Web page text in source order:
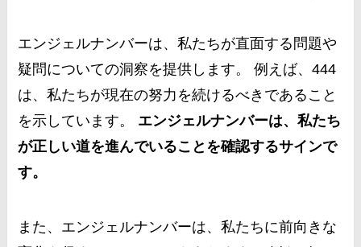
エンジェルナンバーは、私たちが直面する問題や
疑問についての洞察を提供します。 例えば、444
は、私たちが現在の努力を続けるべきであること
を示しています。 エンジェルナンバーは、私たち
が正しい道を進んでいることを確認するサインで
す。
また、エンジェルナンバーは、私たちに前向きな